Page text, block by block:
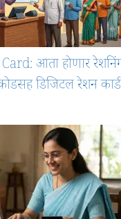
आता होणार रेशनिंग
डिजिटल रेशन कार्ड;